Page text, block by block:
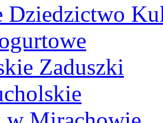
Dziedzictwo
Zaduszki